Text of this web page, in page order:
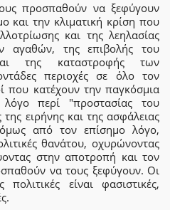
προσπαθούν να ξεφύγουν
και την κλιματική κρίση που
και της λεηλασίας
αγαθών, της επιβολής του
της καταστροφής των
περιοχές σε όλο τον
κατέχουν την παγκόσμια
λόγο περί "προστασίας του
ειρήνης και της ασφάλειας
από τον επίσημο λόγο,
θανάτου, οχυρώνοντας
στην αποτροπή και τον
να τους ξεφύγουν. Οι
πολιτικές είναι φασιστικές,